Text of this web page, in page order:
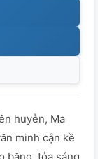
huyễn, Ma
minh cận kề